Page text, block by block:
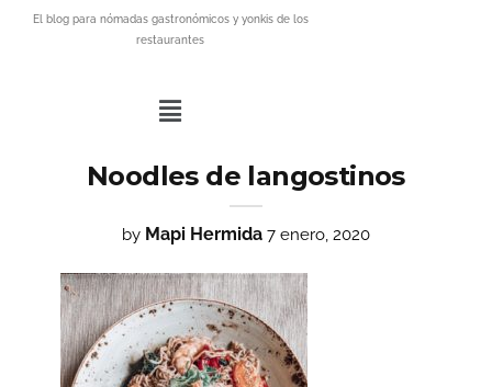
El blog para nómadas gastronómicos y yonkis de los
restaurantes
Noodles de langostinos
by Mapi Hermida 7 enero, 2020